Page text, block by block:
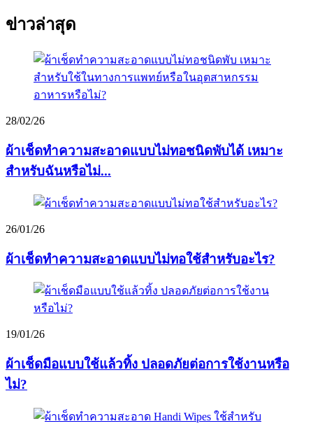
ข่าวล่าสุด
28/02/26
ผ้าเช็ดทำความสะอาดแบบไม่ทอชนิดพับได้ เหมาะ
สำหรับฉันหรือไม่...
26/01/26
ผ้าเช็ดทำความสะอาดแบบไม่ทอใช้สำหรับอะไร?
19/01/26
ผ้าเช็ดมือแบบใช้แล้วทิ้ง ปลอดภัยต่อการใช้งานหรือ
ไม่?